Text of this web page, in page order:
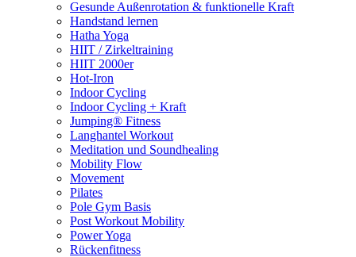
Gesunde Außenrotation & funktionelle Kraft
Handstand lernen
Hatha Yoga
HIIT / Zirkeltraining
HIIT 2000er
Hot-Iron
Indoor Cycling
Indoor Cycling + Kraft
Jumping® Fitness
Langhantel Workout
Meditation und Soundhealing
Mobility Flow
Movement
Pilates
Pole Gym Basis
Post Workout Mobility
Power Yoga
Rückenfitness